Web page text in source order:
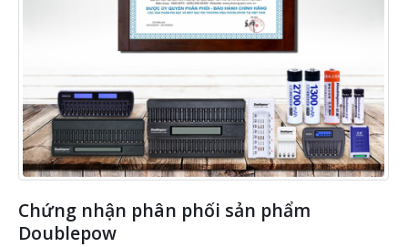
Chứng nhận phân phối sản phẩm
Doublepow